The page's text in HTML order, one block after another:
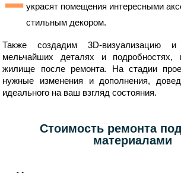
украсят помещения интересными
стильным декором.
Также создадим 3D-
мельчайших деталях и
жилище после ремонта. На стадии
нужные изменения и дополнения,
идеального на ваш взгляд состояния.
Стоимость ремонта
материалами